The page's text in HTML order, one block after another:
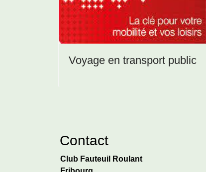
Voyage en transport public
Contact
Club Fauteuil Roulant